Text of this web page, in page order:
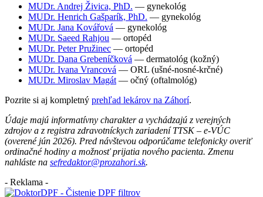
MUDr. Andrej Živica, PhD. — gynekológ
MUDr. Henrich Gašparík, PhD. — gynekológ
MUDr. Jana Kovářová — gynekológ
MUDr. Saeed Rahjou — ortopéd
MUDr. Peter Pružinec — ortopéd
MUDr. Dana Grebeníčková — dermatológ (kožný)
MUDr. Ivana Vrancová — ORL (ušné-nosné-krčné)
MUDr. Miroslav Magát — očný (oftalmológ)
Pozrite si aj kompletný prehľad lekárov na Záhorí.
Údaje majú informatívny charakter a vychádzajú z verejných
zdrojov a z registra zdravotníckych zariadení TTSK – e-VÚC
(overené jún 2026). Pred návštevou odporúčame telefonicky overiť
ordinačné hodiny a možnosť prijatia nového pacienta. Zmenu
nahláste na sefredaktor@prozahori.sk.
- Reklama -